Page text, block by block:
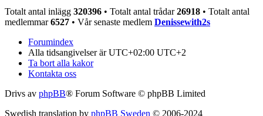
Totalt antal inlägg 320396 • Totalt antal trådar26918 • Totalt antal
medlemmar6527 • Vår senaste medlem Denissewith2s
Forumindex
Alla tidsangivelser är UTC+02:00 UTC+2
Ta bort alla kakor
Kontakta oss
Drivs av phpBB® Forum Software © phpBB Limited
Swedish translation by phpBB Sweden © 2006-2024